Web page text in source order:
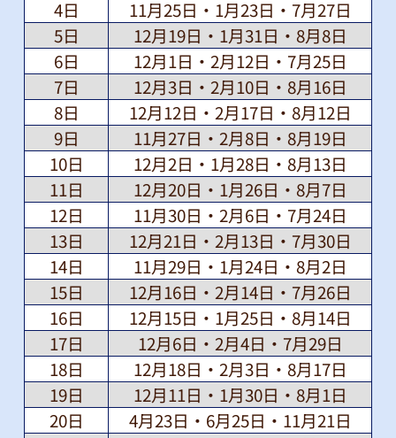
4日
11月25日・1月23日・7月27日
5日
12月19日・1月31日・8月8日
6日
12月1日・2月12日・7月25日
7日
12月3日・2月10日・8月16日
8日
12月12日・2月17日・8月12日
9日
11月27日・2月8日・8月19日
10日
12月2日・1月28日・8月13日
11日
12月20日・1月26日・8月7日
12日
11月30日・2月6日・7月24日
13日
12月21日・2月13日・7月30日
14日
11月29日・1月24日・8月2日
15日
12月16日・2月14日・7月26日
16日
12月15日・1月25日・8月14日
17日
12月6日・2月4日・7月29日
18日
12月18日・2月3日・8月17日
19日
12月11日・1月30日・8月1日
20日
4月23日・6月25日・11月21日